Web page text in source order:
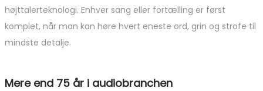
højttalerteknologi. Enhver sang eller fortælling er først
komplet, når man kan høre hvert eneste ord, grin og strofe til
mindste detalje.
Mere end 75 år i audiobranchen